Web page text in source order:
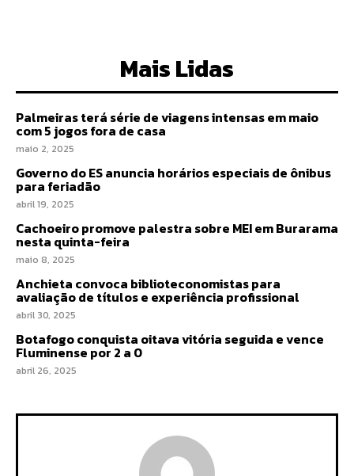
Mais Lidas
Palmeiras terá série de viagens intensas em maio
com 5 jogos fora de casa
maio 2, 2025
Governo do ES anuncia horários especiais de ônibus
para feriadão
abril 19, 2025
Cachoeiro promove palestra sobre MEI em Burarama
nesta quinta-feira
maio 8, 2025
Anchieta convoca biblioteconomistas para
avaliação de títulos e experiência profissional
abril 30, 2025
Botafogo conquista oitava vitória seguida e vence
Fluminense por 2 a 0
abril 26, 2025